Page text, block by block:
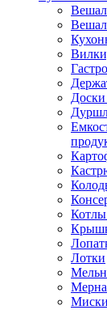
Доски
Котлы
Лотки
Миски